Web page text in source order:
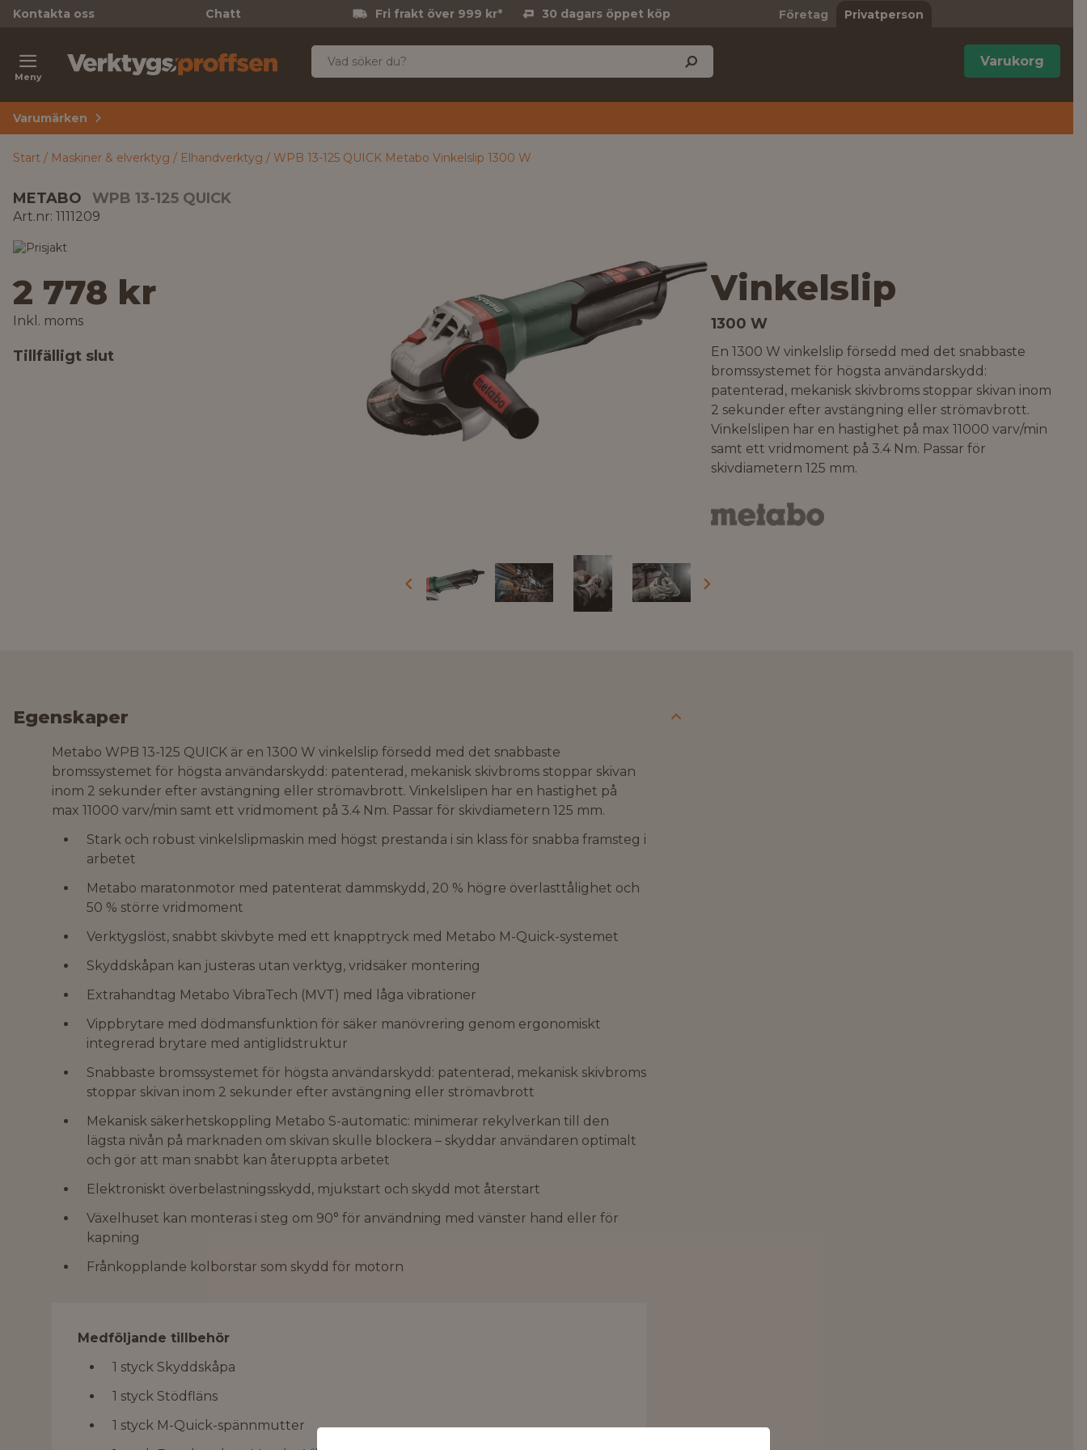
Kontakta oss Chatt Fri frakt över 999 kr* 30 dagars öppet köp Företag Privatperson
Meny
Varukorg
Varumärken
Start Maskiner & elverktyg Elhandverktyg WPB 13-125 QUICK Metabo Vinkelslip 1300 W
METABO WPB 13-125 QUICK
Art.nr: 1111209
2 778 kr
Inkl. moms
Tillfälligt slut
Vinkelslip
1300 W
En 1300 W vinkelslip försedd med det snabbaste
bromssystemet för högsta användarskydd:
patenterad, mekanisk skivbroms stoppar skivan inom
2 sekunder efter avstängning eller strömavbrott.
Vinkelslipen har en hastighet på max 11000 varv/min
samt ett vridmoment på 3.4 Nm. Passar för
skivdiametern 125 mm.
Egenskaper
Metabo WPB 13-125 QUICK är en 1300 W vinkelslip försedd med det snabbaste
bromssystemet för högsta användarskydd: patenterad, mekanisk skivbroms stoppar skivan
inom 2 sekunder efter avstängning eller strömavbrott. Vinkelslipen har en hastighet på
max 11000 varv/min samt ett vridmoment på 3.4 Nm. Passar för skivdiametern 125 mm.
Stark och robust vinkelslipmaskin med högst prestanda i sin klass för snabba framsteg i
arbetet
Metabo maratonmotor med patenterat dammskydd, 20 % högre överlasttålighet och
50 % större vridmoment
Verktygslöst, snabbt skivbyte med ett knapptryck med Metabo M-Quick-systemet
Skyddskåpan kan justeras utan verktyg, vridsäker montering
Extrahandtag Metabo VibraTech (MVT) med låga vibrationer
Vippbrytare med dödmansfunktion för säker manövrering genom ergonomiskt
integrerad brytare med antiglidstruktur
Snabbaste bromssystemet för högsta användarskydd: patenterad, mekanisk skivbroms
stoppar skivan inom 2 sekunder efter avstängning eller strömavbrott
Mekanisk säkerhetskoppling Metabo S-automatic: minimerar rekylverkan till den
lägsta nivån på marknaden om skivan skulle blockera – skyddar användaren optimalt
och gör att man snabbt kan återuppta arbetet
Elektroniskt överbelastningsskydd, mjukstart och skydd mot återstart
Växelhuset kan monteras i steg om 90° för användning med vänster hand eller för
kapning
Frånkopplande kolborstar som skydd för motorn
Medföljande tillbehör
1 styck Skyddskåpa
1 styck Stödfläns
1 styck M-Quick-spännmutter